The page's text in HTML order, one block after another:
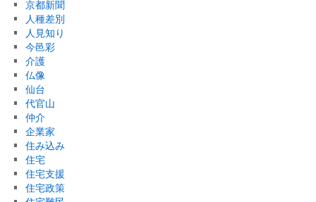
京都新聞
人種差別
人見知り
今邑彩
介護
仏像
仙台
代官山
仲介
企業家
住み込み
住宅
住宅支援
住宅政策